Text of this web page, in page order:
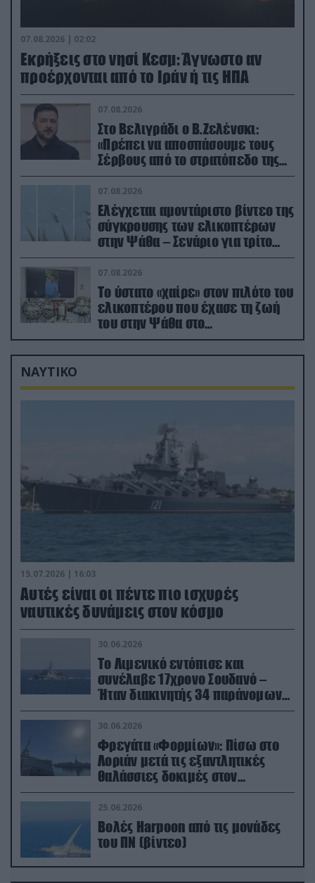
07.08.2026 | 02:02
Εκρήξεις στο νησί Κεσμ: Άγνωστο αν
προέρχονται από το Ιράν ή τις ΗΠΑ
07.08.2026
Στο Βελιγράδι ο Β.Ζελένσκι:
«Πρέπει να αποσπάσουμε τους
Σέρβους από το στρατόπεδο της
Ρωσίας»
07.08.2026
Ελέγχεται αμοντάριστο βίντεο της
σύγκρουσης των ελικοπτέρων
στην Ψάθα – Σενάριο για τρίτο
ελικόπτερο
07.08.2026
Το ύστατο «χαίρε» στον πιλότο του
ελικοπτέρου που έχασε τη ζωή
του στην Ψάθα στο
αποτεφρωτήριο Ριτσώνας
ΝΑΥΤΙΚΟ
15.07.2026 | 16:03
Aυτές είναι οι πέντε πιο ισχυρές
ναυτικές δυνάμεις στον κόσμο
30.06.2026
Το Λιμενικό εντόπισε και
συνέλαβε 17χρονο Σουδανό –
Ήταν διακινητής 34 παράνομων
μεταναστών
30.06.2026
Φρεγάτα «Φορμίων»: Πίσω στο
Λοριάν μετά τις εξαντλητικές
θαλάσσιες δοκιμές στον
απαιτητικό Βισκαϊκό
25.06.2026
Βολές Harpoon από τις μονάδες
του ΠΝ (βίντεο)